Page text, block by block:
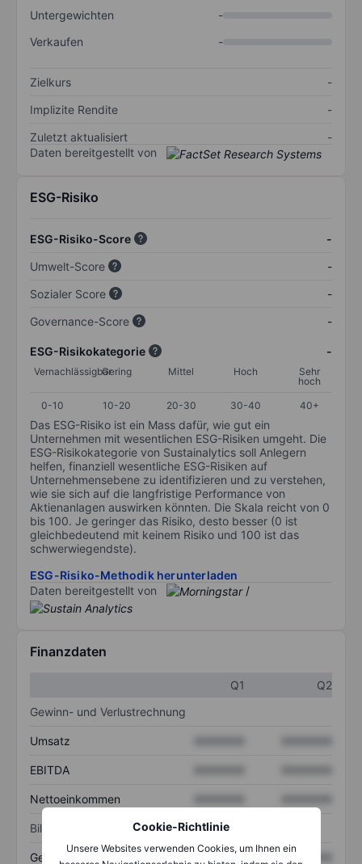
Cookie-Richtlinie
Unsere Websites verwenden Cookies, um Ihnen ein
Untergewichten
-
Verkaufen
-
Zielkurs
-
Implizite Rendite
-
Zuletzt aktualisiert
-
Daten bereitgestellt von
ESG-Risiko
ESG-Risiko-Score
-
Umwelt-Score
-
Sozialer Score
-
Governance-Score
-
ESG-Risikokategorie -
VernachlässigbarGering Mittel Hoch
Sehr
hoch
0-10
10-20 20-30 30-40 40+
Das ESG-Risiko ist ein Mass dafür, wie gut ein
Unternehmen mit wesentlichen ESG-Risiken umgeht. Die
ESG-Risikokategorie von Sustainalytics soll Anlegern
helfen, finanziell wesentliche ESG-Risiken auf
Unternehmensebene zu identifizieren und zu verstehen,
wie sie sich auf die langfristige Performance von
Aktienanlagen auswirken könnten. Die Skala reicht von 0
bis 100. Je geringer das Risiko, desto besser (0 ist
gleichbedeutend mit keinem Risiko und 100 ist das
schwerwiegendste).
ESG-Risiko-Methodik herunterladen
Daten bereitgestellt von
/
Finanzdaten
Q1
Q2
Gewinn- und Verlustrechnung
Umsatz
EBITDA
Nettoeinkommen
Bilanz
Gesamtvermögen XXXXXXX